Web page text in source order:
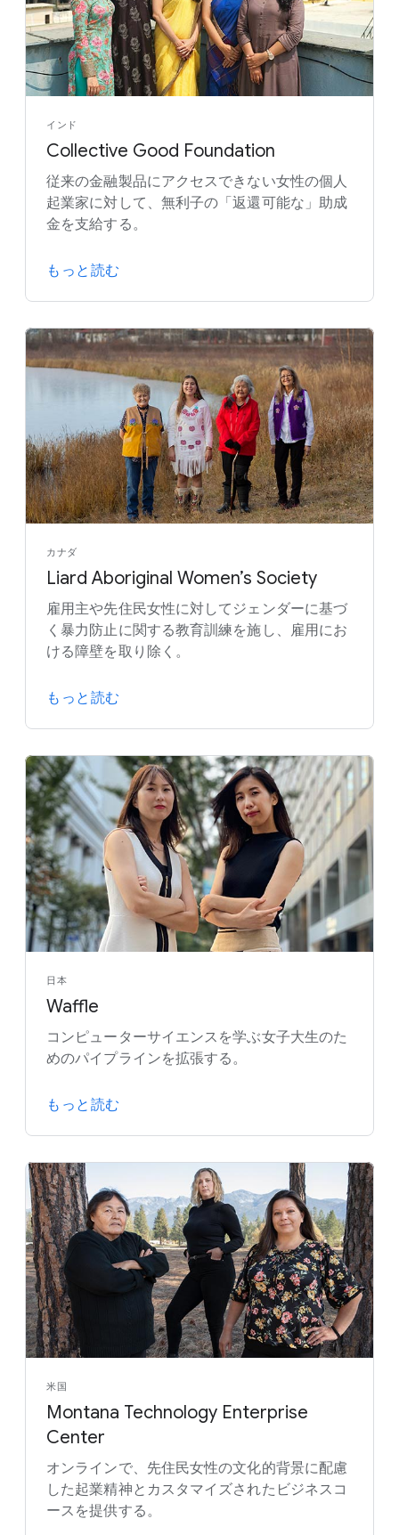
インド
Collective Good Foundation
従来の金融製品にアクセスできない女性の個人
起業家に対して、無利子の「返還可能な」助成
金を支給する。
もっと読む
カナダ
Liard Aboriginal Women’s Society
雇用主や先住民女性に対してジェンダーに基づ
く暴力防止に関する教育訓練を施し、雇用にお
ける障壁を取り除く。
もっと読む
日本
Waffle
コンピューターサイエンスを学ぶ女子大生のた
めのパイプラインを拡張する。
もっと読む
米国
Montana Technology Enterprise
Center
オンラインで、先住民女性の文化的背景に配慮
した起業精神とカスタマイズされたビジネスコ
ースを提供する。